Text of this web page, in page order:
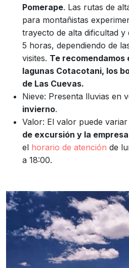
Pomerape. Las rutas de
para montañistas
trayecto de alta dificultad y
5 horas, dependiendo de
visites. Te recomendamos
lagunas Cotacotani, los
de Las Cuevas.
Nieve: Presenta lluvias en
invierno.
Valor: El valor puede variar
de excursión y la empresa
el horario de atención de
a 18:00.